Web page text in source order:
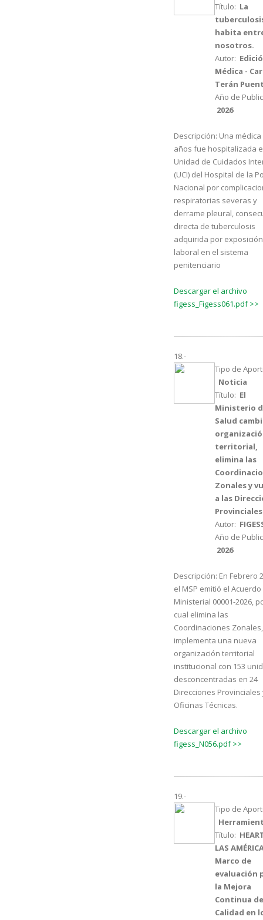
Título: La
habita
nosotros.
Autor:
Médica -
Terán
Año de
2026
Descripción: Una médica
años fue hospitalizada
Unidad de Cuidados
(UCI) del Hospital de la
Nacional por
respiratorias severas y
derrame pleural,
directa de tuberculosis
adquirida por exposición
laboral en el sistema
penitenciario
Descargar el archivo
figess_Figess061.pdf >>
18.-
Tipo de
Noticia
Título: El
Ministerio
Salud
territorial,
elimina las
Zonales y
a las
Provinciales
Autor:
Año de
2026
Descripción: En Febrero
el MSP emitió el Acuerdo
Ministerial 00001-2026,
cual elimina las
Coordinaciones
implementa una nueva
organización territorial
institucional con 153
desconcentradas en 24
Direcciones Provinciales
Oficinas Técnicas.
Descargar el archivo
figess_N056.pdf >>
19.-
Tipo de
Título:
LAS
Marco de
evaluación
la Mejora
Continua
Calidad en